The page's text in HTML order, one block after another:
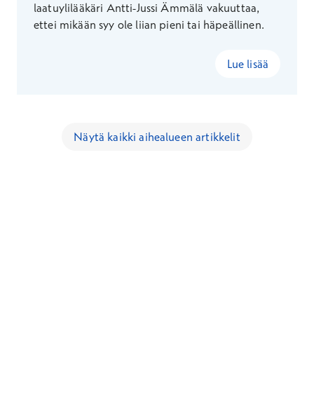
laatuylilääkäri Antti-Jussi Ämmälä vakuuttaa,
ettei mikään syy ole liian pieni tai häpeällinen.
Lue lisää
Näytä kaikki aihealueen artikkelit